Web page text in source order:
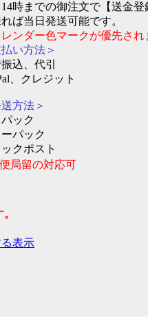
時までの御注文で【送金
ば当日発送可能です。
ンダー色マークが優先され
払い方法＞
込、代引
、クレジット
送方法＞
ック
パック
クポスト
局留の対応可
表示